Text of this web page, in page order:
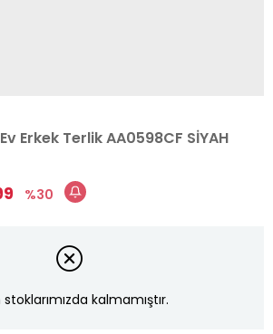
Erkek Terlik AA0598CF SİYAH
30
kalmamıştır.